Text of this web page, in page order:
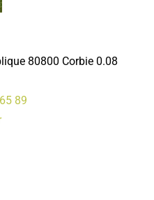
80800 Corbie 0.08
89